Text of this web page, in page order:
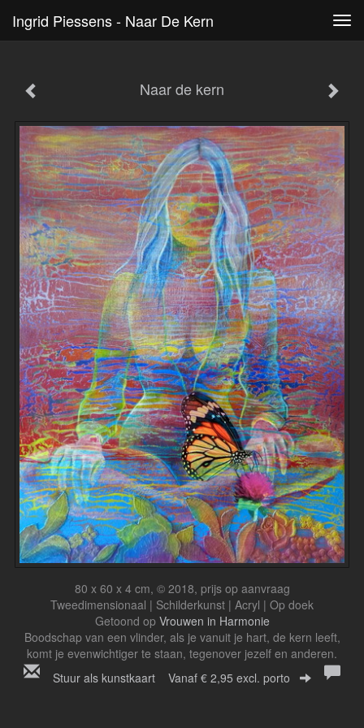
Ingrid Piessens - Naar De Kern
Naar de kern
80 x 60 x 4 cm, © 2018, prijs op aanvraag
Tweedimensionaal | Schilderkunst | Acryl | Op doek
Getoond op Vrouwen in Harmonie
Boodschap van een vlinder, als je vanuit je hart, de kern leeft,
komt je evenwichtiger te staan, tegenover jezelf en anderen.
Stuur als kunstkaart Vanaf € 2,95 excl. porto